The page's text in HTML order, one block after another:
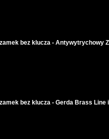
bez klucza - Antywytrychowy
bez klucza - Gerda Brass